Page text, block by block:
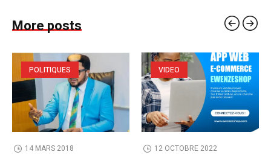
More posts
POLITIQUES
14 MARS 2018
VIDEO
12 OCTOBRE 2022